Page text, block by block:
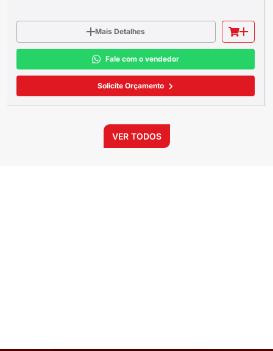
Mais Detalhes
Fale com o vendedor
Solicite Orçamento
VER TODOS